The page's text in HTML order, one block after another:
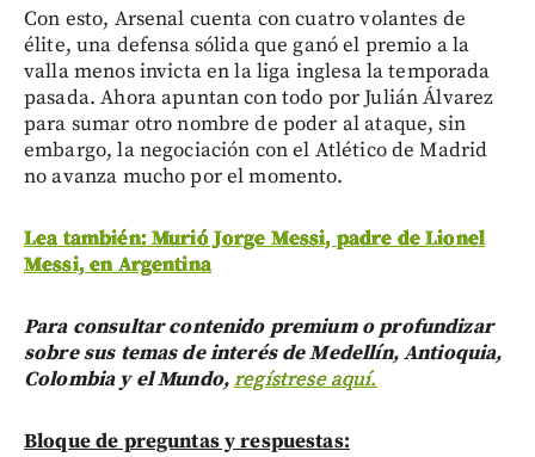
Con esto, Arsenal cuenta con cuatro volantes de
élite, una defensa sólida que ganó el premio a la
valla menos invicta en la liga inglesa la temporada
pasada. Ahora apuntan con todo por Julián Álvarez
para sumar otro nombre de poder al ataque, sin
embargo, la negociación con el Atlético de Madrid
no avanza mucho por el momento.
Lea también: Murió Jorge Messi, padre de Lionel
Messi, en Argentina
Para consultar contenido premium o profundizar
sobre sus temas de interés de Medellín, Antioquia,
Colombia y el Mundo,regístrese aquí.
Bloque de preguntas y respuestas: